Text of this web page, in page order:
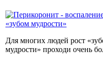
Для многих людей рост
мудрости» проходи очень